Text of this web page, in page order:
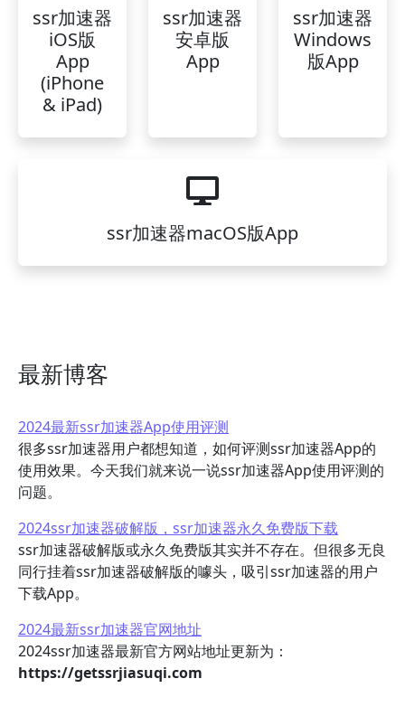
ssr加速器
iOS版
App
(iPhone
& iPad)
ssr加速器
安卓版
App
ssr加速器
Windows
版App
ssr加速器macOS版App
最新博客
2024最新ssr加速器App使用评测
很多ssr加速器用户都想知道，如何评测ssr加速器App的
使用效果。今天我们就来说一说ssr加速器App使用评测的
问题。
2024ssr加速器破解版，ssr加速器永久免费版下载
ssr加速器破解版或永久免费版其实并不存在。但很多无良
同行挂着ssr加速器破解版的噱头，吸引ssr加速器的用户
下载App。
2024最新ssr加速器官网地址
2024ssr加速器最新官方网站地址更新为：
https://getssrjiasuqi.com